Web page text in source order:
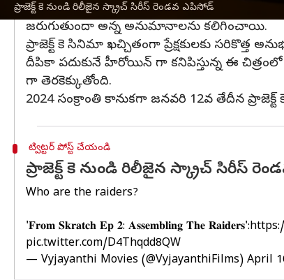
ప్రాజెక్ట్ కె నుండి రిలీజైన స్క్రాచ్ సిరీస్ రెండవ ఎపిసోడ్
స్క్రాచ్ సిరీస్ నుండి వచ్చిన రెండవ ఎపిసోడ్ లో
జరుగుతుందా అన్న అనుమానాలను కలిగించాయి.
ప్రాజెక్ట్ కె సినిమా ఖచ్చితంగా ప్రేక్షకులకు
దీపికా పదుకునే హీరోయిన్ గా కనిపిస్తున్న ఈ
గా తెరకెక్కుతోంది.
2024 సంక్రాంతి కానుకగా జనవరి 12వ తేదీన ప్రాజెక్ట్
ట్విట్టర్ పోస్ట్ చేయండి
ప్రాజెక్ట్ కె నుండి రిలీజైన స్క్రాచ్ సిరీస్
Who are the raiders?
'𝐅𝐫𝐨𝐦 𝐒𝐤𝐫𝐚𝐭𝐜𝐡 𝐄𝐩 𝟐: 𝐀𝐬𝐬𝐞𝐦𝐛𝐥𝐢𝐧𝐠 𝐓𝐡𝐞 𝐑𝐚𝐢𝐝𝐞𝐫𝐬':
pic.twitter.com/D4Thqdd8QW
— Vyjayanthi Movies (@VyjayanthiFilms) April